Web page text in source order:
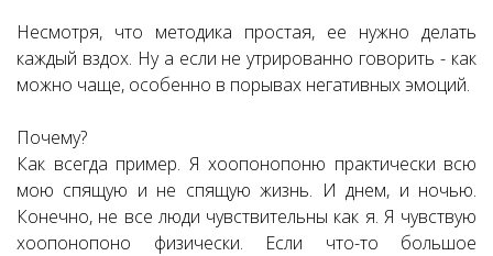
Несмотря, что методика простая, ее нужно делать
каждый вздох. Ну а если не утрированно говорить - как
можно чаще, особенно в порывах негативных эмоций.
Почему?
Как всегда пример. Я хоопонопоню практически всю
мою спящую и не спящую жизнь. И днем, и ночью.
Конечно, не все люди чувствительны как я. Я чувствую
хоопонопоно физически. Если что-то большое